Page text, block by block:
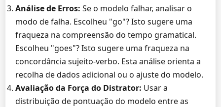
Análise de Erros: Se o modelo falhar, analisar o
modo de falha. Escolheu "go"? Isto sugere uma
fraqueza na compreensão do tempo gramatical.
Escolheu "goes"? Isto sugere uma fraqueza na
concordância sujeito-verbo. Esta análise orienta a
recolha de dados adicional ou o ajuste do modelo.
Avaliação da Força do Distrator: Usar a
distribuição de pontuação do modelo entre as